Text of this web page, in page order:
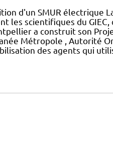
d'un SMUR électrique
les scientifiques du
a construit son
Métropole , Autorité
des agents qui